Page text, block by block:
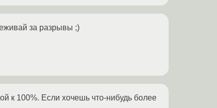
за разрывы ;)
к 100%. Если хочешь что-нибудь более